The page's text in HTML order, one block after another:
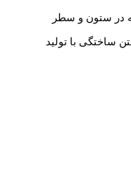
در ستون و سطر
ساختگی با تولید